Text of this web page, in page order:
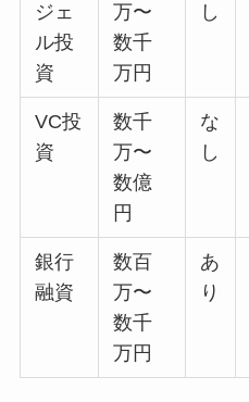
ジェ
ル投
資
万〜
数千
万円
し
VC投
資
数千
万〜
数億
円
な
し
銀行
融資
数百
万〜
数千
万円
あ
り